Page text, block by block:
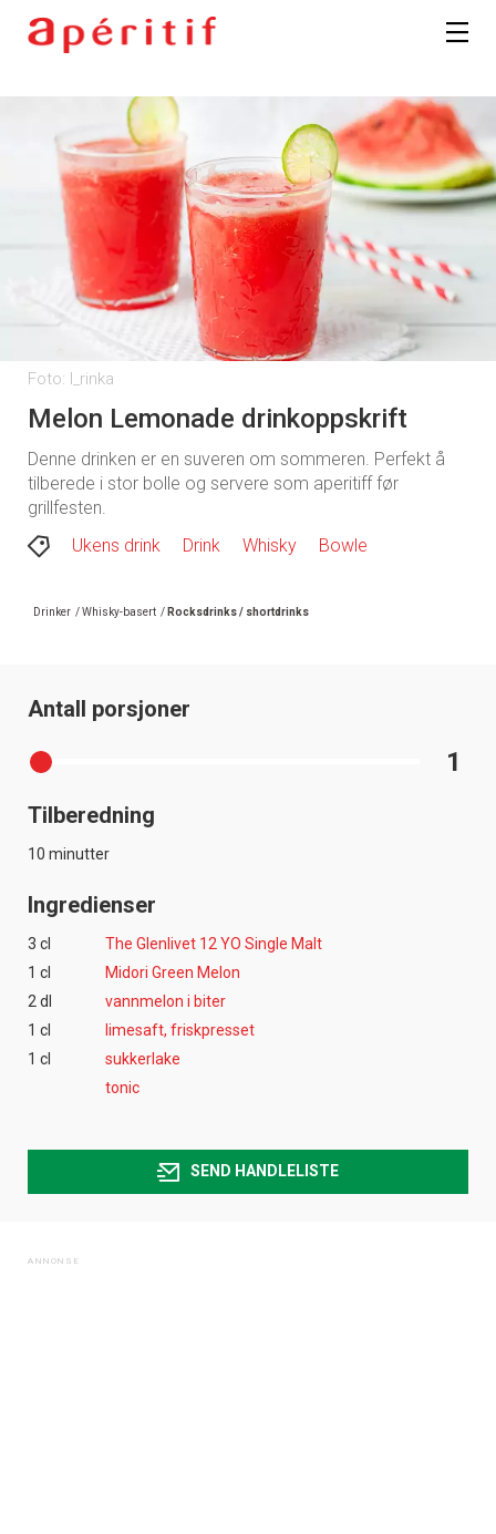
Foto: I_rinka
Melon Lemonade drinkoppskrift
Denne drinken er en suveren om sommeren. Perfekt å
tilberede i stor bolle og servere som aperitiff før
grillfesten.
Ukens drink
Drink Whisky Bowle
Drinker /Whisky-basert / Rocksdrinks / shortdrinks
Antall porsjoner
1
Tilberedning
10 minutter
Ingredienser
3 cl
The Glenlivet 12 YO Single Malt
1 cl
Midori Green Melon
2 dl
vannmelon i biter
1 cl
limesaft, friskpresset
1 cl
sukkerlake
tonic
SEND HANDLELISTE